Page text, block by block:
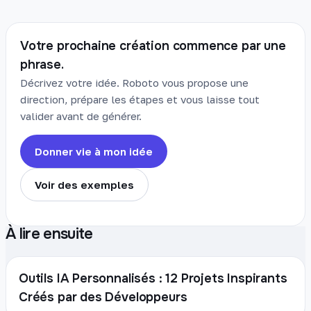
Votre prochaine création commence par une
phrase.
Décrivez votre idée. Roboto vous propose une
direction, prépare les étapes et vous laisse tout
valider avant de générer.
Donner vie à mon idée
Voir des exemples
À lire ensuite
Outils IA Personnalisés : 12 Projets Inspirants
Créés par des Développeurs